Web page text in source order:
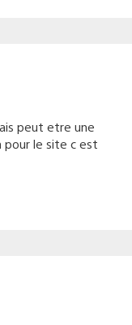
peut etre une
pour le site c est